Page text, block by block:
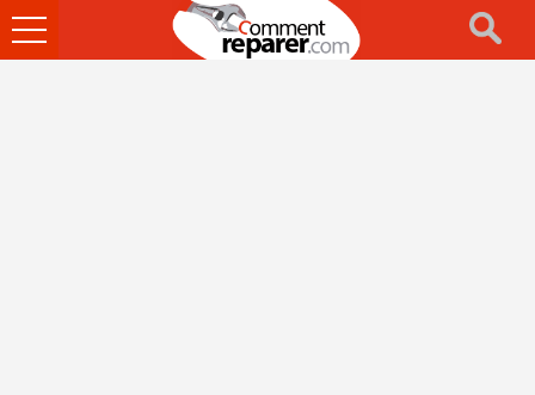
Ouvrir
le